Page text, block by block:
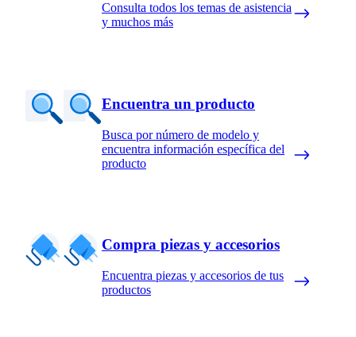
Consulta todos los temas de asistencia
y muchos más
Encuentra un producto
Busca por número de modelo y
encuentra información específica del
producto
Compra piezas y accesorios
Encuentra piezas y accesorios de tus
productos